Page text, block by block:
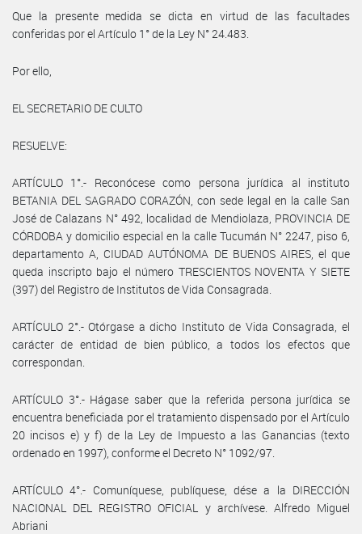
Que la presente medida se dicta en virtud de las facultades
conferidas por el Artículo 1° de la Ley N° 24.483.
Por ello,
EL SECRETARIO DE CULTO
RESUELVE:
ARTÍCULO 1°.- Reconócese como persona jurídica al instituto
BETANIA DEL SAGRADO CORAZÓN, con sede legal en la calle San
José de Calazans N° 492, localidad de Mendiolaza, PROVINCIA DE
CÓRDOBA y domicilio especial en la calle Tucumán N° 2247, piso 6,
departamento A, CIUDAD AUTÓNOMA DE BUENOS AIRES, el que
queda inscripto bajo el número TRESCIENTOS NOVENTA Y SIETE
(397) del Registro de Institutos de Vida Consagrada.
ARTÍCULO 2°.- Otórgase a dicho Instituto de Vida Consagrada, el
carácter de entidad de bien público, a todos los efectos que
correspondan.
ARTÍCULO 3°.- Hágase saber que la referida persona jurídica se
encuentra beneficiada por el tratamiento dispensado por el Artículo
20 incisos e) y f) de la Ley de Impuesto a las Ganancias (texto
ordenado en 1997), conforme el Decreto N° 1092/97.
ARTÍCULO 4°.- Comuníquese, publíquese, dése a la DIRECCIÓN
NACIONAL DEL REGISTRO OFICIAL y archívese. Alfredo Miguel
Abriani